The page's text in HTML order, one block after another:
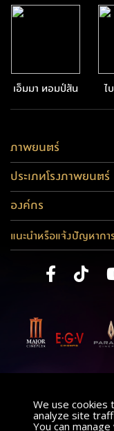
We use cookies
analyze site
You can
เอ็มมา ทอมป์สัน
ไ
ภาพยนตร์
ประเภทโรงภาพยนตร์
องค์กร
แนะนำหรือแจ้งปัญหากา